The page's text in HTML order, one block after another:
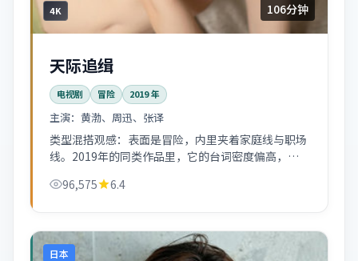
4K 106分钟
天际追缉
电视剧 冒险 2019年
主演： 黄渤、周迅、张译
类型混搭观感：表面是冒险，内里夹着家庭线与职场
线。2019年的同类作品里，它的台词密度偏高，适
96,575 6.4
日本